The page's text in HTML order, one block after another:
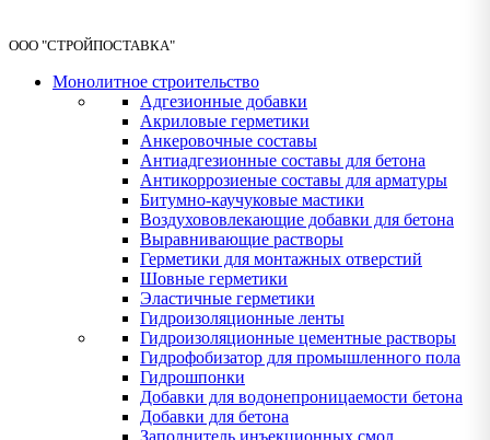
ООО "СТРОЙПОСТАВКА"
Монолитное строительство
Адгезионные добавки
Акриловые герметики
Анкеровочные составы
Антиадгезионные составы для бетона
Антикоррозиеные составы для арматуры
Битумно-каучуковые мастики
Воздухововлекающие добавки для бетона
Выравнивающие растворы
Герметики для монтажных отверстий
Шовные герметики
Эластичные герметики
Гидроизоляционные ленты
Гидроизоляционные цементные растворы
Гидрофобизатор для промышленного пола
Гидрошпонки
Добавки для водонепроницаемости бетона
Добавки для бетона
Заполнитель инъекционных смол